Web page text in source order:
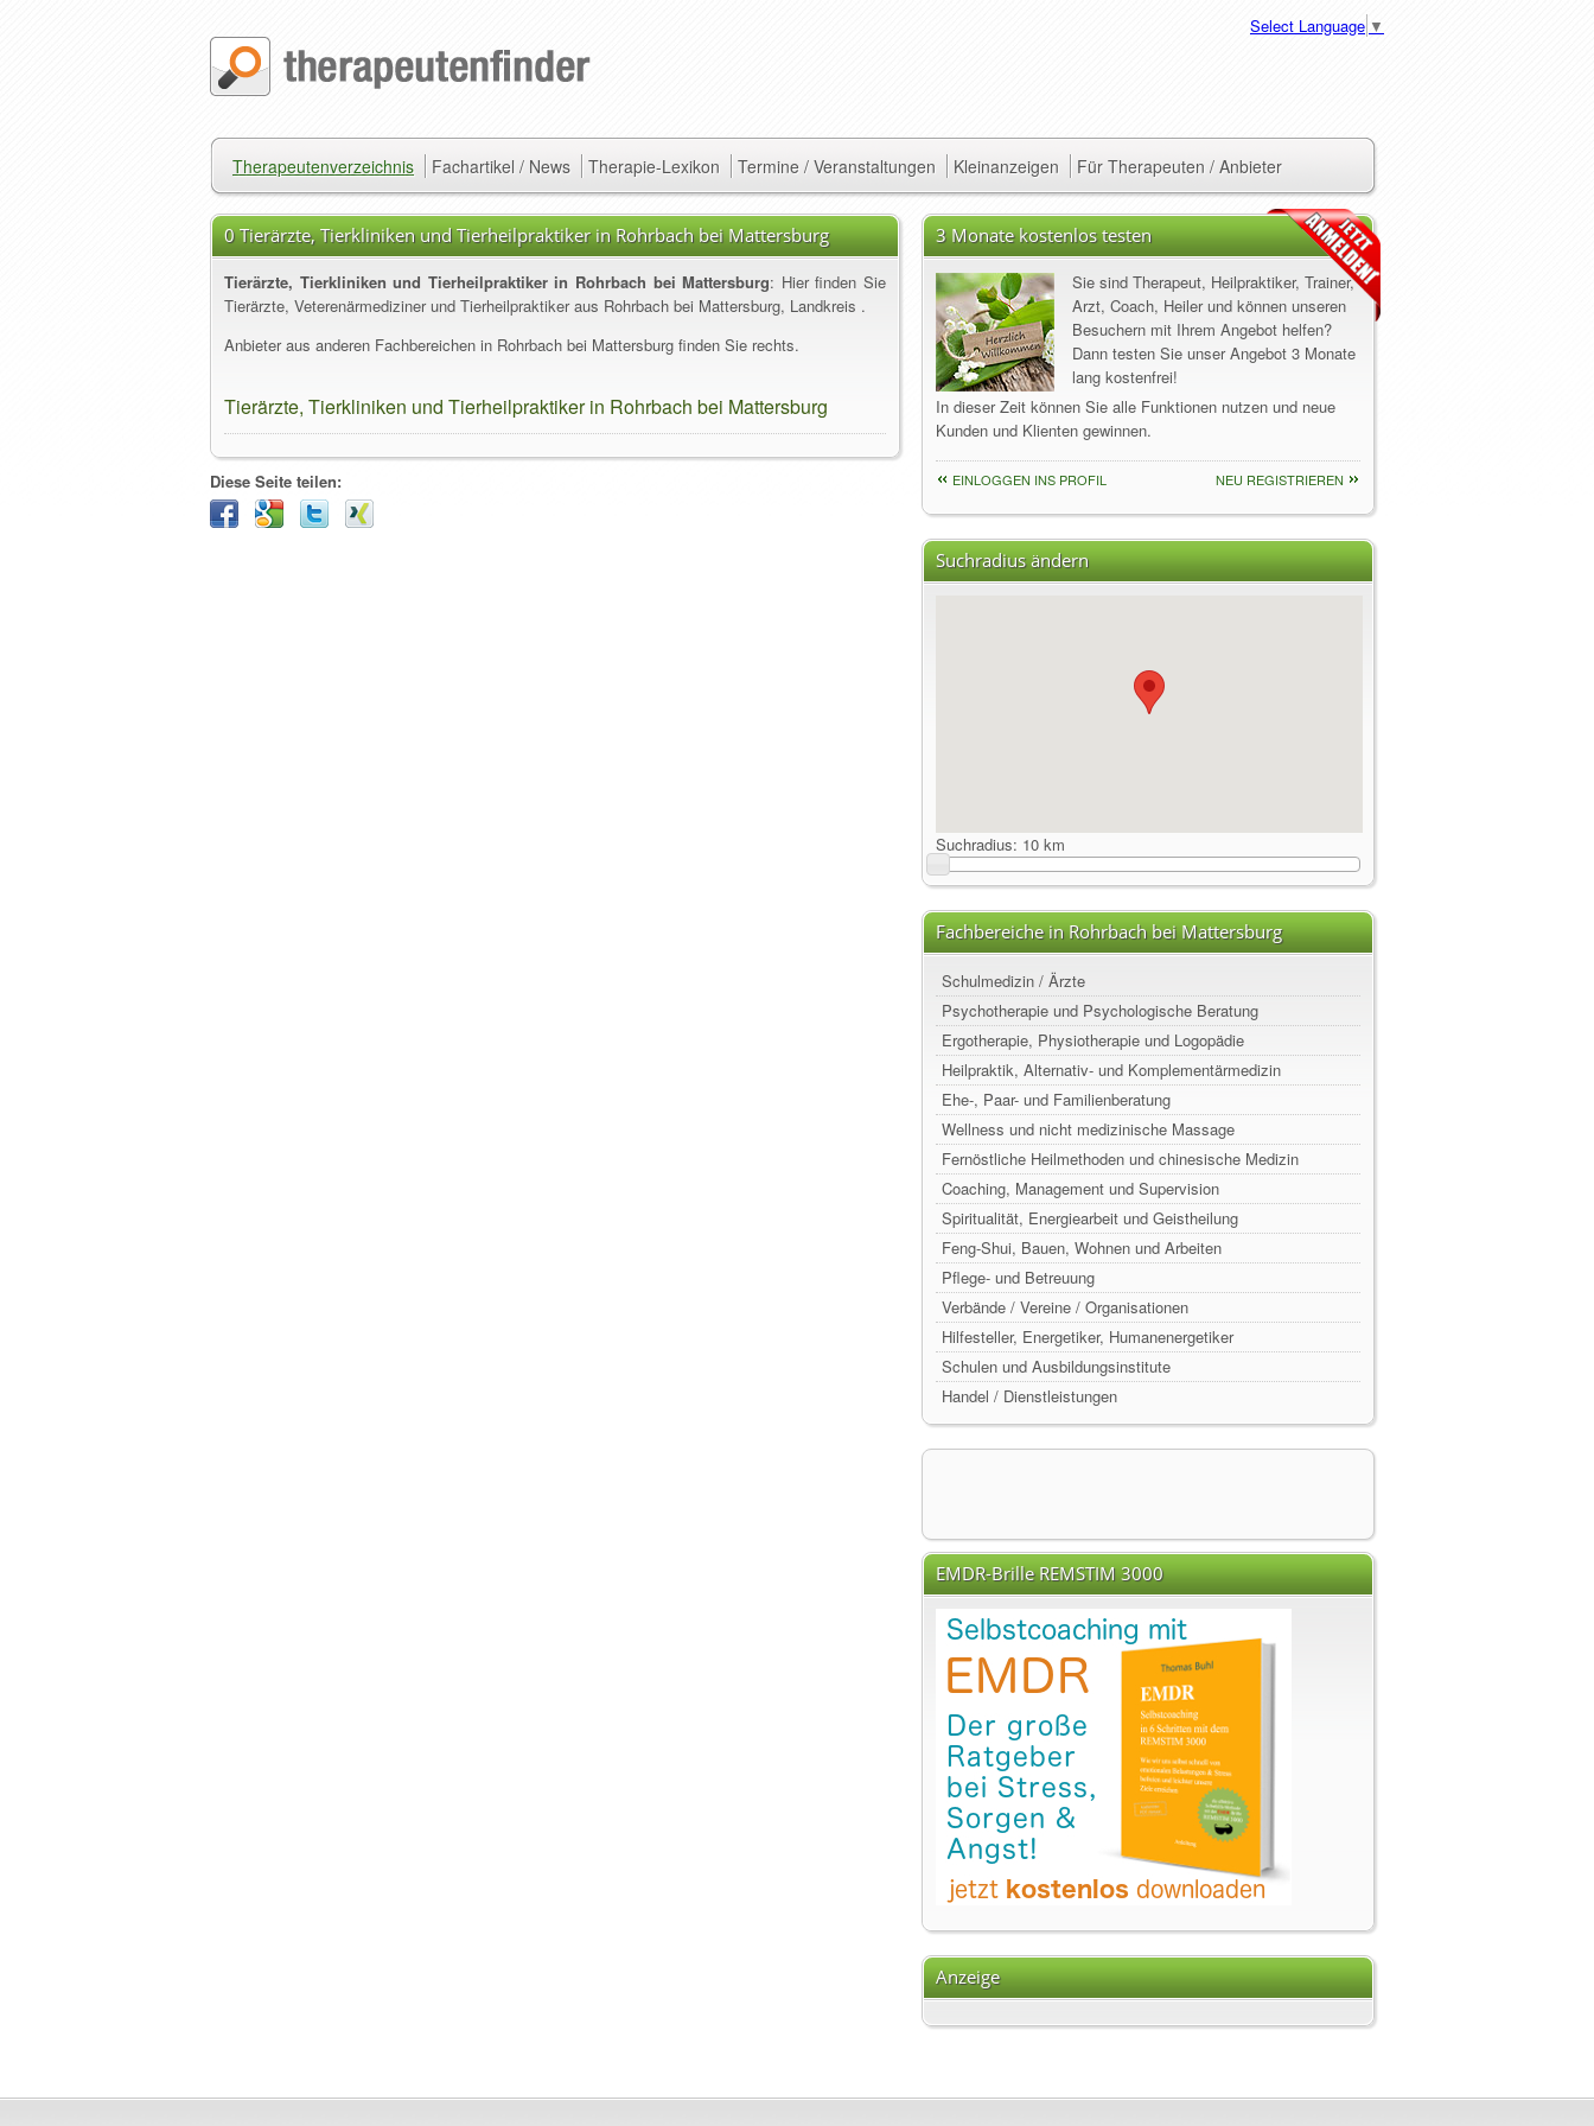
Select Language ▼
Therapeutenverzeichnis Fachartikel / News Therapie-Lexikon Termine / Veranstaltungen Kleinanzeigen Für Therapeuten / Anbieter
0 Tierärzte, Tierkliniken und Tierheilpraktiker in Rohrbach bei Mattersburg
Tierärzte, Tierkliniken und Tierheilpraktiker in Rohrbach bei Mattersburg: Hier finden Sie
Tierärzte, Veterenärmediziner und Tierheilpraktiker aus Rohrbach bei Mattersburg, Landkreis .
Anbieter aus anderen Fachbereichen in Rohrbach bei Mattersburg finden Sie rechts.
Tierärzte, Tierkliniken und Tierheilpraktiker in Rohrbach bei Mattersburg
Diese Seite teilen:
3 Monate kostenlos testen
Sie sind Therapeut, Heilpraktiker, Trainer,
Arzt, Coach, Heiler und können unseren
Besuchern mit Ihrem Angebot helfen?
Dann testen Sie unser Angebot 3 Monate
lang kostenfrei!
In dieser Zeit können Sie alle Funktionen nutzen und neue
Kunden und Klienten gewinnen.
EINLOGGEN INS PROFIL NEU REGISTRIEREN
Suchradius ändern
Suchradius: 10 km
Fachbereiche in Rohrbach bei Mattersburg
Schulmedizin / Ärzte
Psychotherapie und Psychologische Beratung
Ergotherapie, Physiotherapie und Logopädie
Heilpraktik, Alternativ- und Komplementärmedizin
Ehe-, Paar- und Familienberatung
Wellness und nicht medizinische Massage
Fernöstliche Heilmethoden und chinesische Medizin
Coaching, Management und Supervision
Spiritualität, Energiearbeit und Geistheilung
Feng-Shui, Bauen, Wohnen und Arbeiten
Pflege- und Betreuung
Verbände / Vereine / Organisationen
Hilfesteller, Energetiker, Humanenergetiker
Schulen und Ausbildungsinstitute
Handel / Dienstleistungen
EMDR-Brille REMSTIM 3000
Anzeige